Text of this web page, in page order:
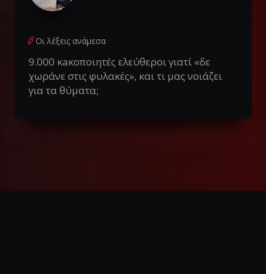
Οι λέξεις ανάμεσα
9.000 κaκοποιητές ελεύθεροι γιατί «δε
χωράνε στις φυλακές», και τι μας νοιάζει
για τα θύματα;